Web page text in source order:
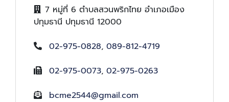
7 หมู่ที่ 6 ตำบลสวนพริกไทย อำเภอเมือง
ปทุมธานี ปทุมธานี 12000
02-975-0828, 089-812-4719
02-975-0073, 02-975-0263
bcme2544@gmail.com